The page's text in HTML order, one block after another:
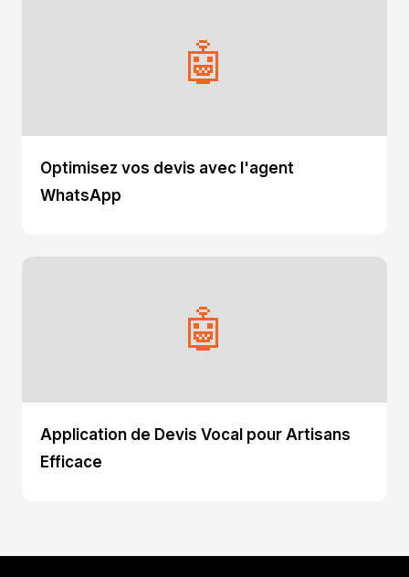
🤖
Optimisez vos devis avec l'agent
WhatsApp
🤖
Application de Devis Vocal pour Artisans
Efficace